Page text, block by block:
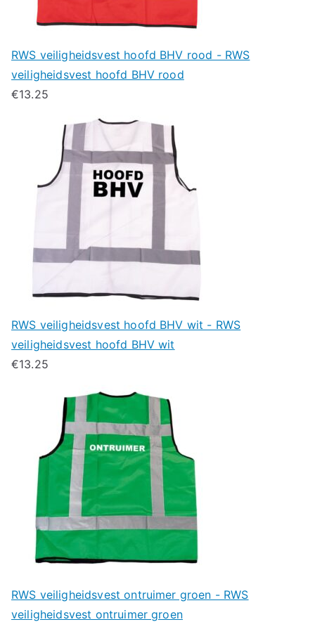
RWS veiligheidsvest hoofd BHV rood - RWS
veiligheidsvest hoofd BHV rood
€13.25
RWS veiligheidsvest hoofd BHV wit - RWS
veiligheidsvest hoofd BHV wit
€13.25
RWS veiligheidsvest ontruimer groen - RWS
veiligheidsvest ontruimer groen